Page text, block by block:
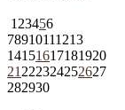
1 23456
78910111213
14151617181920
21 222324252627
282930